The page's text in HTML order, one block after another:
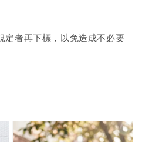
定者再下標，以免造成不必要